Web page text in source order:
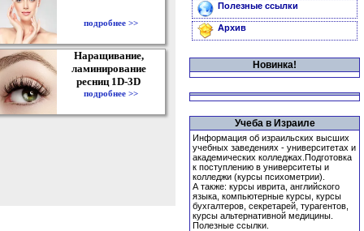
подробнее >>
Наращивание,
ламинирование
ресниц 1D-3D
подробнее >>
Полезные ссылки
Архив
Новинка!
Учеба в Израиле
Информация об израильских высших
учебных заведениях - университетах и
академических колледжах.Подготовка
к поступлению в университеты и
колледжи (курсы психометрии).
А также: курсы иврита, английского
языка, компьютерные курсы, курсы
бухгалтеров, секретарей, турагентов,
курсы альтернативной медицины.
Полезные ссылки.